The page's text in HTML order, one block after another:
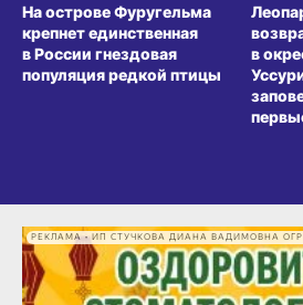
На острове Фуругельма
крепнет единственная
в России гнездовая
популяция редкой птицы
в
РЕКЛАМА • ИП СТУЧКОВА ДИАНА ВАДИМОВНА